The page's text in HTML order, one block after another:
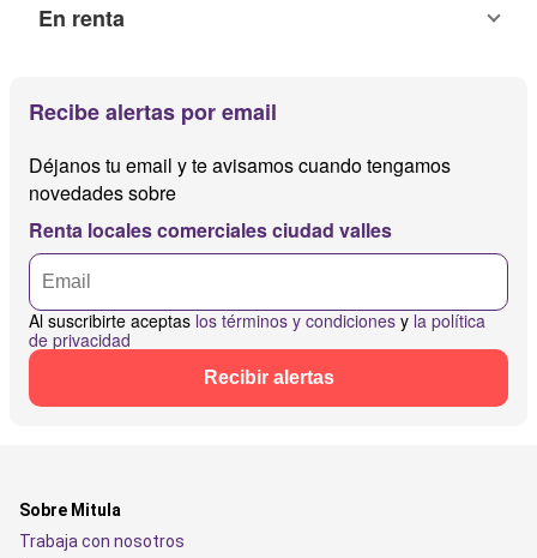
En renta
Recibe alertas por email
Déjanos tu email y te avisamos cuando tengamos
novedades sobre
Renta locales comerciales ciudad valles
Al suscribirte aceptas los términos y condiciones y la política
de privacidad
Recibir alertas
Sobre Mitula
Trabaja con nosotros